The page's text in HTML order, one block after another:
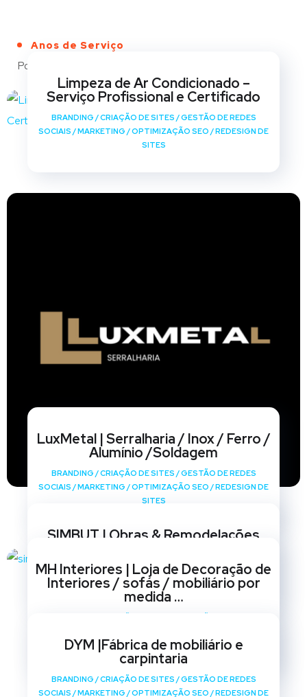
Anos de Serviço
Portfólio
Limpeza de Ar Condicionado –
Serviço Profissional e Certificado
BRANDING /CRIAÇÃO DE SITES /GESTÃO DE REDES
SOCIAIS /MARKETING /OPTIMIZAÇÃO SEO /REDESIGN DE
SITES
LuxMetal | Serralharia / Inox / Ferro /
Alumínio /Soldagem
BRANDING /CRIAÇÃO DE SITES /GESTÃO DE REDES
SOCIAIS /MARKETING /OPTIMIZAÇÃO SEO /REDESIGN DE
SITES
SIMBUT | Obras & Remodelações
SOCIAIS /MARKETING OPTIMIZAÇÃO SEO/ REDESIGN DE
SITES
MH Interiores | Loja de Decoração de
Interiores / sofás / mobiliário por
medida …
SITES
DYM |Fábrica de mobiliário e
carpintaria
BRANDING /CRIAÇÃO DE SITES /GESTÃO DE REDES
SOCIAIS /MARKETING /OPTIMIZAÇÃO SEO /REDESIGN DE